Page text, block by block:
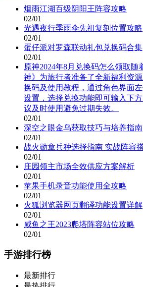
烟雨江湖百级阴阳王阵容攻略
02/01
光遇夜行季雨伞先祖复刻位置攻略
02/01
蛋仔派对罗森联动礼包兑换码合集
02/01
原神2024年8月兑换码怎么领取随
神》为旅行者准备了全新福利资
换码及使用教程，通过角色界面
设置，选择兑换功能即可输入下
议及时使用避免过期失效。
02/01
深空之眼金乌获取技巧与培养指南
02/01
战火勋章兵种选择指南 实战阵容
02/01
庄园领主市场全效供应方案解析
02/01
苹果手机录音功能使用全攻略
02/01
火狐浏览器网页翻译功能设置详解
02/01
咸鱼之王2023爬塔阵容站位攻略
02/01
手游排行榜
最新排行